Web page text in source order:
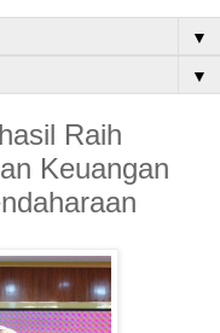
▼
▼
Raih
Keuangan